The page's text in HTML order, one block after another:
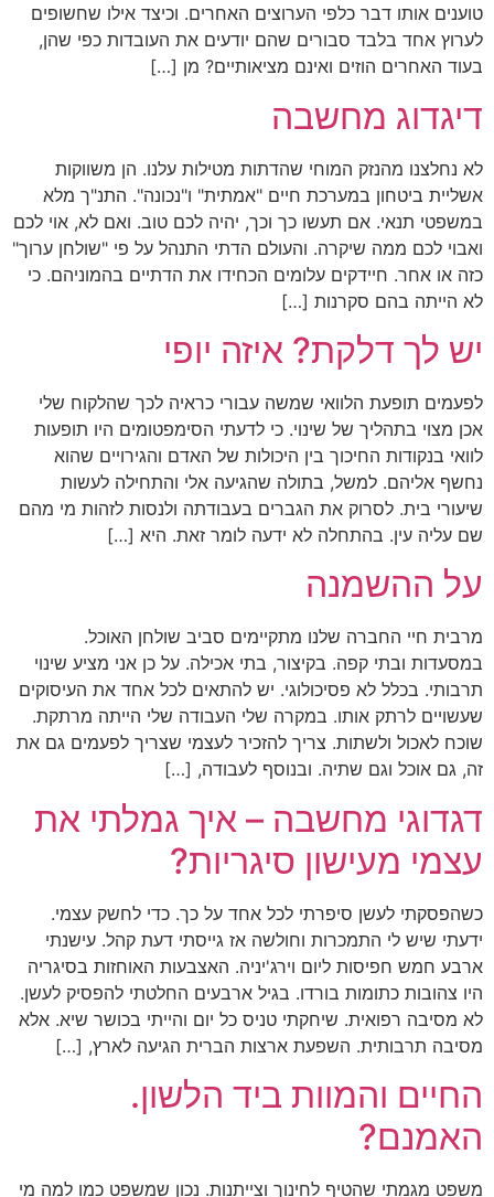
טוענים אותו דבר כלפי הערוצים האחרים. וכיצד אילו שחשופים
לערוץ אחד בלבד סבורים שהם יודעים את העובדות כפי שהן,
בעוד האחרים הוזים ואינם מציאותיים? מן […]
דיגדוג מחשבה
לא נחלצנו מהנזק המוחי שהדתות מטילות עלנו. הן משווקות
אשליית ביטחון במערכת חיים "אמתית" ו"נכונה". התנ"ך מלא
במשפטי תנאי. אם תעשו כך וכך, יהיה לכם טוב. ואם לא, אוי לכם
ואבוי לכם ממה שיקרה. והעולם הדתי התנהל על פי "שולחן ערוך"
כזה או אחר. חיידקים עלומים הכחידו את הדתיים בהמוניהם. כי
לא הייתה בהם סקרנות […]
יש לך דלקת? איזה יופי
לפעמים תופעת הלוואי שמשה עבורי כראיה לכך שהלקוח שלי
אכן מצוי בתהליך של שינוי. כי לדעתי הסימפטומים היו תופעות
לוואי בנקודות החיכוך בין היכולות של האדם והגירויים שהוא
נחשף אליהם. למשל, בתולה שהגיעה אלי והתחילה לעשות
שיעורי בית. לסרוק את הגברים בעבודתה ולנסות לזהות מי מהם
שם עליה עין. בהתחלה לא ידעה לומר זאת. היא […]
על ההשמנה
מרבית חיי החברה שלנו מתקיימים סביב שולחן האוכל.
במסעדות ובתי קפה. בקיצור, בתי אכילה. על כן אני מציע שינוי
תרבותי. בכלל לא פסיכולוגי. יש להתאים לכל אחד את העיסוקים
שעשויים לרתק אותו. במקרה שלי העבודה שלי הייתה מרתקת.
שוכח לאכול ולשתות. צריך להזכיר לעצמי שצריך לפעמים גם את
זה, גם אוכל וגם שתיה. ובנוסף לעבודה, […]
דגדוגי מחשבה – איך גמלתי את
עצמי מעישון סיגריות?
כשהפסקתי לעשן סיפרתי לכל אחד על כך. כדי לחשק עצמי.
ידעתי שיש לי התמכרות וחולשה אז גייסתי דעת קהל. עישנתי
ארבע חמש חפיסות ליום וירג'יניה. האצבעות האוחזות בסיגריה
היו צהובות כתומות בורדו. בגיל ארבעים החלטתי להפסיק לעשן.
לא מסיבה רפואית. שיחקתי טניס כל יום והייתי בכושר שיא. אלא
מסיבה תרבותית. השפעת ארצות הברית הגיעה לארץ, […]
החיים והמוות ביד הלשון.
האמנם?
משפט מגמתי שהטיף לחינוך וצייתנות. נכון שמשפט כמו למה מי